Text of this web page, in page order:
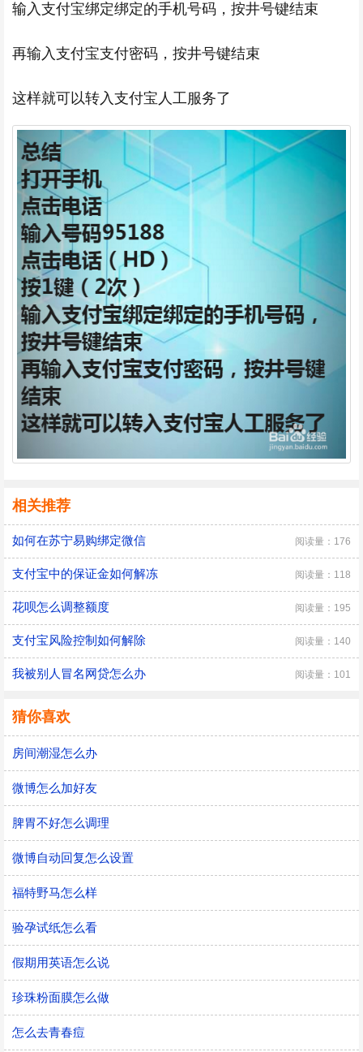
输入支付宝绑定绑定的手机号码，按井号键结束
再输入支付宝支付密码，按井号键结束
这样就可以转入支付宝人工服务了
相关推荐
如何在苏宁易购绑定微信 阅读量：176
支付宝中的保证金如何解冻 阅读量：118
花呗怎么调整额度 阅读量：195
支付宝风险控制如何解除 阅读量：140
我被别人冒名网贷怎么办 阅读量：101
猜你喜欢
房间潮湿怎么办
微博怎么加好友
脾胃不好怎么调理
微博自动回复怎么设置
福特野马怎么样
验孕试纸怎么看
假期用英语怎么说
珍珠粉面膜怎么做
怎么去青春痘